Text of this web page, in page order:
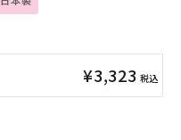
¥3,323 税込